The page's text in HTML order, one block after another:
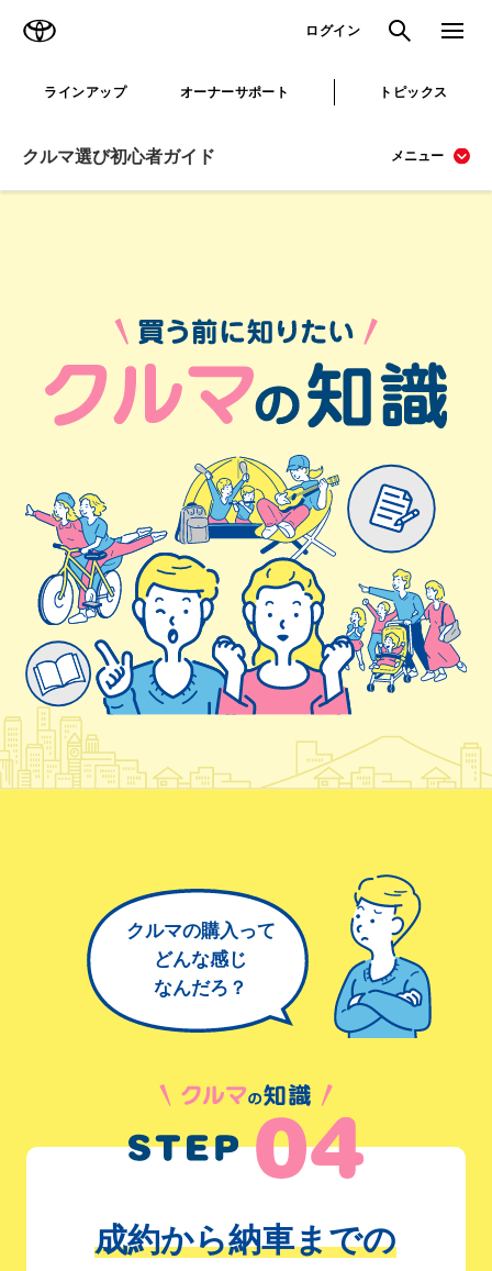
ログイン 検索 メニュ
ラインアップ オーナーサポート トピックス
クルマ選び初心者ガイド メニュー
クルマの購入って
どんな感じ
なんだろ？
成約から納車までの